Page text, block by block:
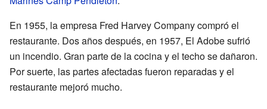
En 1955, la empresa Fred Harvey Company compró el
restaurante. Dos años después, en 1957, El Adobe sufrió
un incendio. Gran parte de la cocina y el techo se dañaron.
Por suerte, las partes afectadas fueron reparadas y el
restaurante mejoró mucho.